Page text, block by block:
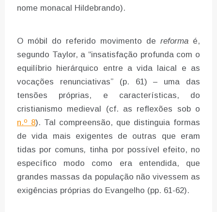
nome monacal Hildebrando).
O móbil do referido movimento de reforma é,
segundo Taylor, a “insatisfação profunda com o
equilíbrio hierárquico entre a vida laical e as
vocações renunciativas” (p. 61) – uma das
tensões próprias, e características, do
cristianismo medieval (cf. as reflexões sob o
n.º 8). Tal compreensão, que distinguia formas
de vida mais exigentes de outras que eram
tidas por comuns, tinha por possível efeito, no
específico modo como era entendida, que
grandes massas da população não vivessem as
exigências próprias do Evangelho (pp. 61-62).